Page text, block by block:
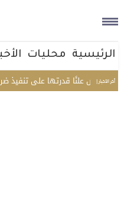
الرئيسية محليات
أخر الأخبار |
علنًا قدرتها على تنفيذ ضربة